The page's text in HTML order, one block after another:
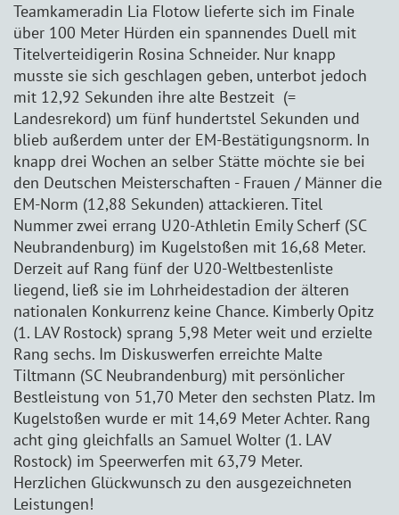
Teamkameradin Lia Flotow lieferte sich im Finale
über 100 Meter Hürden ein spannendes Duell mit
Titelverteidigerin Rosina Schneider. Nur knapp
musste sie sich geschlagen geben, unterbot jedoch
mit 12,92 Sekunden ihre alte Bestzeit (=
Landesrekord) um fünf hundertstel Sekunden und
blieb außerdem unter der EM-Bestätigungsnorm. In
knapp drei Wochen an selber Stätte möchte sie bei
den Deutschen Meisterschaften - Frauen / Männer die
EM-Norm (12,88 Sekunden) attackieren. Titel
Nummer zwei errang U20-Athletin Emily Scherf (SC
Neubrandenburg) im Kugelstoßen mit 16,68 Meter.
Derzeit auf Rang fünf der U20-Weltbestenliste
liegend, ließ sie im Lohrheidestadion der älteren
nationalen Konkurrenz keine Chance. Kimberly Opitz
(1. LAV Rostock) sprang 5,98 Meter weit und erzielte
Rang sechs. Im Diskuswerfen erreichte Malte
Tiltmann (SC Neubrandenburg) mit persönlicher
Bestleistung von 51,70 Meter den sechsten Platz. Im
Kugelstoßen wurde er mit 14,69 Meter Achter. Rang
acht ging gleichfalls an Samuel Wolter (1. LAV
Rostock) im Speerwerfen mit 63,79 Meter.
Herzlichen Glückwunsch zu den ausgezeichneten
Leistungen!